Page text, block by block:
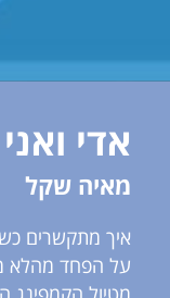
אדי ואני
מאיה שקל
איך מתקשרים